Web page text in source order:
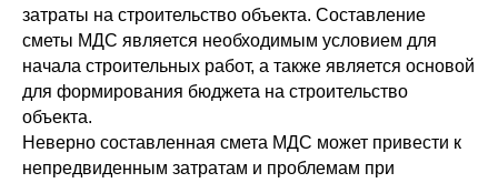
затраты на строительство объекта. Составление
сметы МДС является необходимым условием для
начала строительных работ, а также является основой
для формирования бюджета на строительство
объекта.
Неверно составленная смета МДС может привести к
непредвиденным затратам и проблемам при